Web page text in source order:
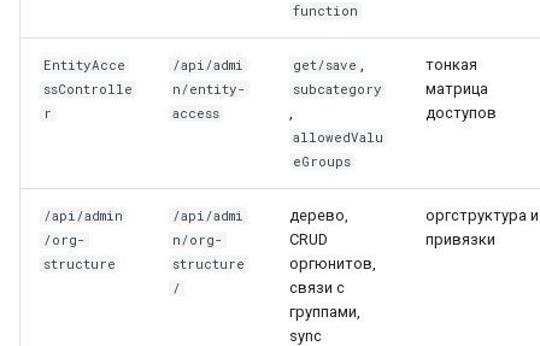
function
EntityAcce
ssControlle
r
/api/admi
n/entity-
access
get/save
subcategory
allowedValu
eGroups
тонкая
матрица
доступов
/api/admin
/org-
structure
/api/admi
n/org-
structure
/
дерево,
CRUD
оргюнитов,
связи с
группами,
sync
оргструктура и
привязки